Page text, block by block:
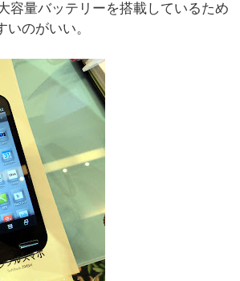
容量バッテリーを搭載しているため
のがいい。